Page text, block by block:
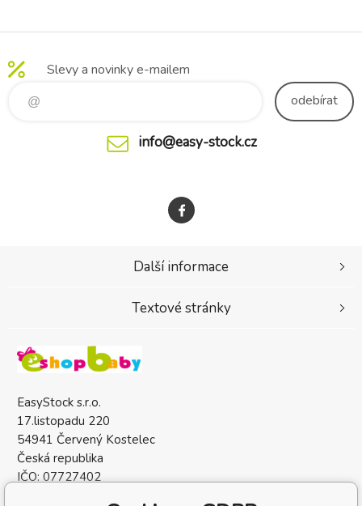
Slevy a novinky e-mailem
odebírat
info@easy-stock.cz
EasyStock s.r.o.
17.listopadu 220
54941 Červený Kostelec
Česká republika
IČO: 07727402
Další informace
Textové stránky